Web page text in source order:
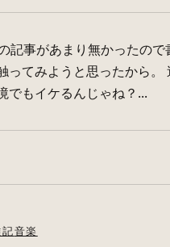
記事があまり無かったの
ってみようと思ったから
でもイケるんじゃね？...
音楽